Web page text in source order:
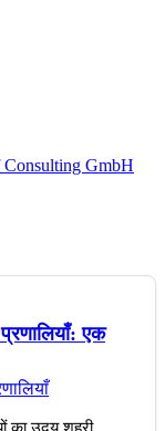
एक
का उदय शहरी